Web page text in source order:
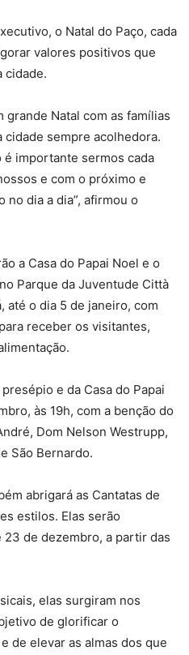
o Natal do Paço, cada
valores positivos que
cidade.
grande Natal com as famílias
cidade sempre acolhedora.
importante sermos cada
e com o próximo e
dia a dia”, afirmou o
a Casa do Papai Noel e o
Parque da Juventude Città
até o dia 5 de janeiro, com
receber os visitantes,
e da Casa do Papai
às 19h, com a benção do
Dom Nelson Westrupp,
São Bernardo.
abrigará as Cantatas de
estilos. Elas serão
23 de dezembro, a partir das
elas surgiram nos
de glorificar o
de elevar as almas dos que